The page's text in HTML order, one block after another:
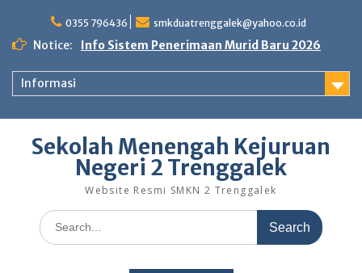
content
0355 796436 smkduatrenggalek@yahoo.co.id
Notice: Info Sistem Penerimaan Murid Baru 2026
Informasi
Sekolah Menengah Kejuruan
Negeri 2 Trenggalek
Website Resmi SMKN 2 Trenggalek
Search
for: